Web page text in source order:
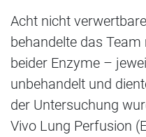
Acht nicht
behandelte das
beider Enzyme –
unbehandelt und
der Untersuchung
Vivo Lung Perfusion